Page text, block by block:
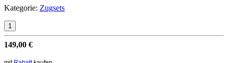
Kategorie: Zugsets
149,00 €